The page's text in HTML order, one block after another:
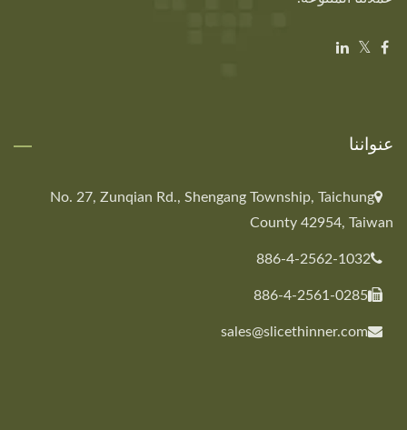
عنواننا
No. 27, Zunqian Rd., Shengang Township, Taichung
County 42954, Taiwan
886-4-2562-1032
886-4-2561-0285
sales@slicethinner.com